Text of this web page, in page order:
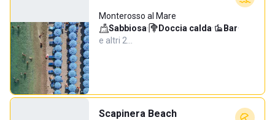
Monterosso al Mare
Sabbiosa· Doccia calda· Bar·
e altri 2…
Scapinera Beach